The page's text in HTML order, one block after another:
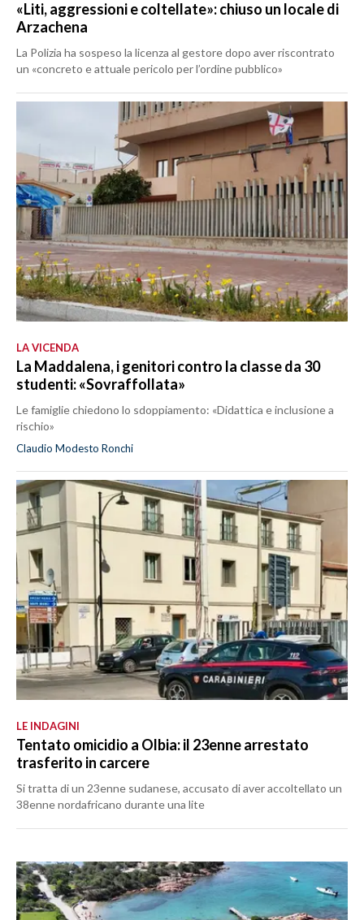
«Liti, aggressioni e coltellate»: chiuso un locale di
Arzachena
La Polizia ha sospeso la licenza al gestore dopo aver riscontrato
un «concreto e attuale pericolo per l’ordine pubblico»
LA VICENDA
La Maddalena, i genitori contro la classe da 30
studenti: «Sovraffollata»
Le famiglie chiedono lo sdoppiamento: «Didattica e inclusione a
rischio»
Claudio Modesto Ronchi
LE INDAGINI
Tentato omicidio a Olbia: il 23enne arrestato
trasferito in carcere
Si tratta di un 23enne sudanese, accusato di aver accoltellato un
38enne nordafricano durante una lite